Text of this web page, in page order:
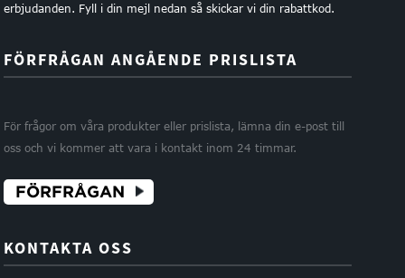
erbjudanden. Fyll i din mejl nedan så skickar vi din rabattkod.
FÖRFRÅGAN ANGÅENDE PRISLISTA
För frågor om våra produkter eller prislista, lämna din e-post till
oss och vi kommer att vara i kontakt inom 24 timmar.
FÖRFRÅGAN
KONTAKTA OSS